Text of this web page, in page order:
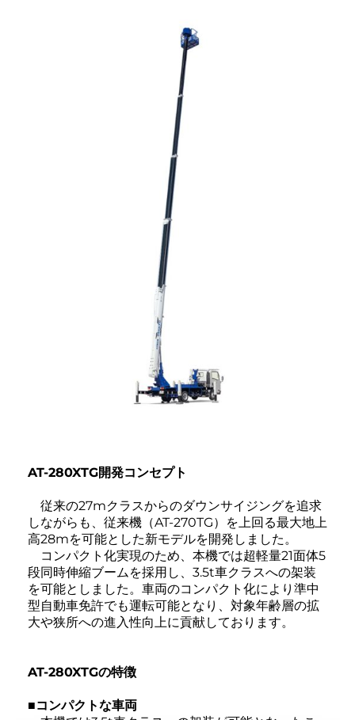
AT-280XTG開発コンセプト
従来の27mクラスからのダウンサイジングを追求
しながらも、従来機（AT-270TG）を上回る最大地上
高28mを可能とした新モデルを開発しました。
コンパクト化実現のため、本機では超軽量21面体5
段同時伸縮ブームを採用し、3.5t車クラスへの架装
を可能としました。車両のコンパクト化により準中
型自動車免許でも運転可能となり、対象年齢層の拡
大や狭所への進入性向上に貢献しております。
AT-280XTGの特徴
■コンパクトな車両